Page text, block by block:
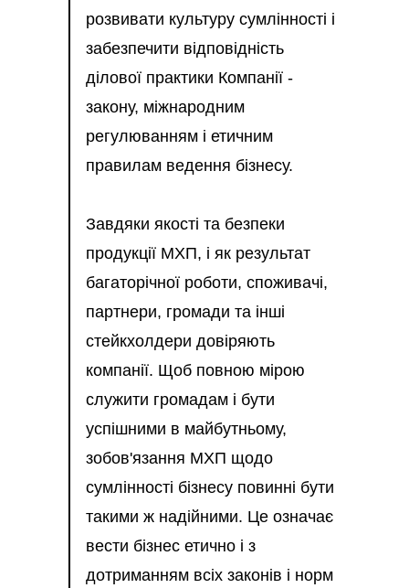
розвивати культуру сумлінності і
забезпечити відповідність
ділової практики Компанії -
закону, міжнародним
регулюванням і етичним
правилам ведення бізнесу.
Завдяки якості та безпеки
продукції МХП, і як результат
багаторічної роботи, споживачі,
партнери, громади та інші
стейкхолдери довіряють
компанії. Щоб повною мірою
служити громадам і бути
успішними в майбутньому,
зобов'язання МХП щодо
сумлінності бізнесу повинні бути
такими ж надійними. Це означає
вести бізнес етично і з
дотриманням всіх законів і норм